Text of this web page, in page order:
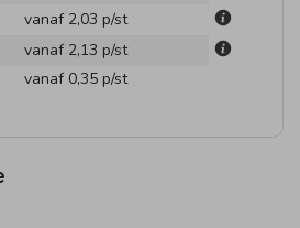
vanaf 2,03 p/st
vanaf 2,13 p/st
vanaf 0,35 p/st